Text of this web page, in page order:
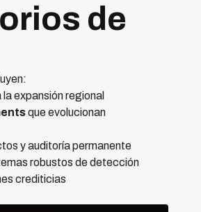
de
expansión regional
que evolucionan
y auditoría permanente
robustos de detección
crediticias